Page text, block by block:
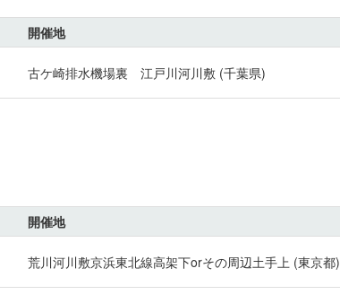
開催地
古ケ崎排水機場裏 江戸川河川敷 (千葉県)
開催地
荒川河川敷京浜東北線高架下orその周辺土手上 (東京都)